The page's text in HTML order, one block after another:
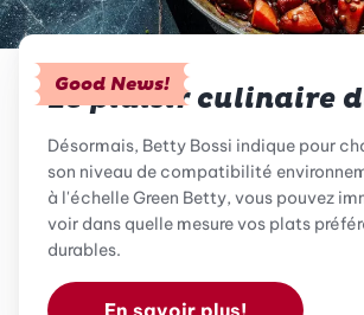
Good News!
Le plaisir culinaire
Désormais, Betty Bossi indique pour
son niveau de compatibilité
à l'échelle Green Betty, vous pouvez
voir dans quelle mesure vos plats
durables.
En savoir plus!